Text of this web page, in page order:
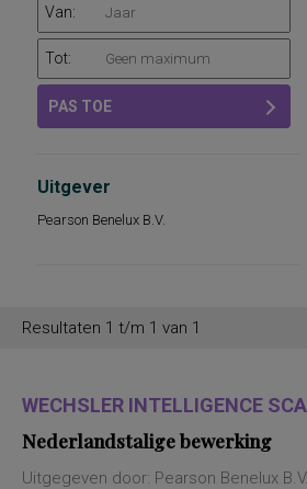
Van:
Tot:
PAS TOE
Uitgever
Pearson Benelux B.V.
Resultaten 1 t/m 1 van 1
WECHSLER INTELLIGENCE
Nederlandstalige bewerking
Uitgegeven door: Pearson Benelux B.V.